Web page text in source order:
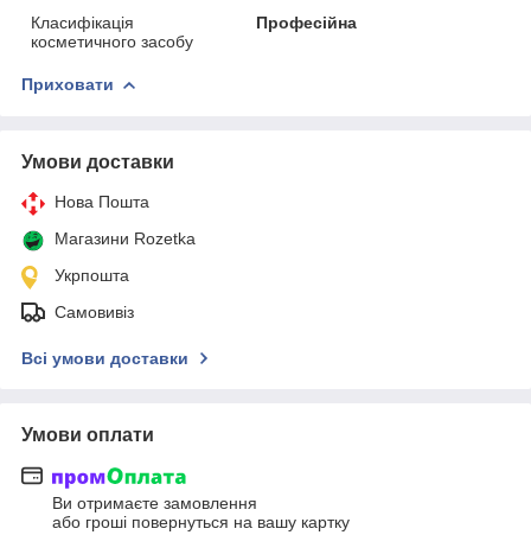
Класифікація
косметичного засобу
Професійна
Приховати
Умови доставки
Нова Пошта
Магазини Rozetka
Укрпошта
Самовивіз
Всі умови доставки
Умови оплати
Ви отримаєте замовлення
або гроші повернуться на вашу картку